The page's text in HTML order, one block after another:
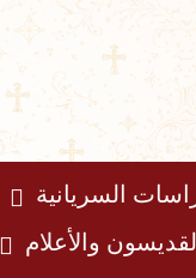
السريانية
والأعلام